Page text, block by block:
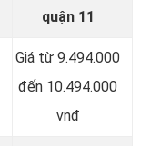
quận 11
Giá từ 9.494.000
đến 10.494.000
vnđ